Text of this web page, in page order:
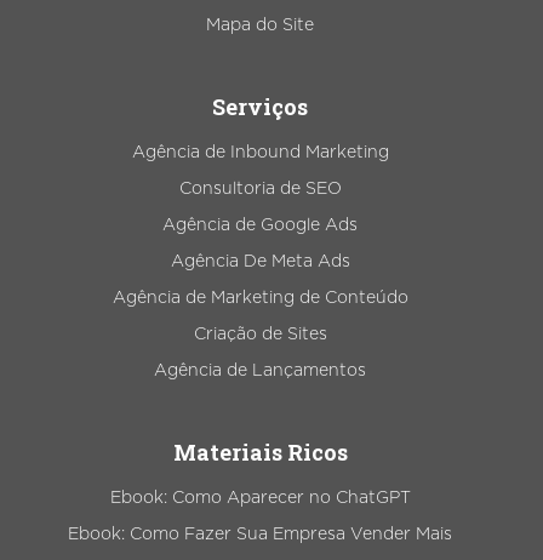
Mapa do Site
Serviços
Agência de Inbound Marketing
Consultoria de SEO
Agência de Google Ads
Agência De Meta Ads
Agência de Marketing de Conteúdo
Criação de Sites
Agência de Lançamentos
Materiais Ricos
Ebook: Como Aparecer no ChatGPT
Ebook: Como Fazer Sua Empresa Vender Mais